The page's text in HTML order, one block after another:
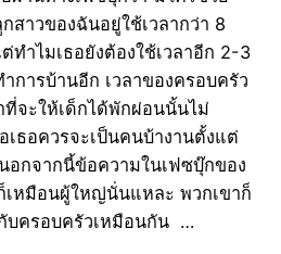
สาวของฉันอยู่ใช้เวลากว่า 8
ทำไมเธอยังต้องใช้เวลาอีก 2-3
การบ้านอีก เวลาของครอบครัว
จะให้เด็กได้พักผ่อนนั้นไม่
ธอควรจะเป็นคนบ้างานตั้งแต่
อกจากนี้ข้อความในเฟซบุ๊กของ
หมือนผู้ใหญ่นั่นแหละ พวกเขาก็
บครอบครัวเหมือนกัน …